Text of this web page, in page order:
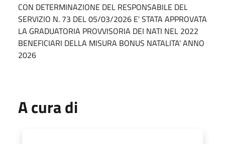
CON DETERMINAZIONE DEL RESPONSABILE DEL
SERVIZIO N. 73 DEL 05/03/2026 E' STATA APPROVATA
LA GRADUATORIA PROVVISORIA DEI NATI NEL 2022
BENEFICIARI DELLA MISURA BONUS NATALITA' ANNO
2026
A cura di